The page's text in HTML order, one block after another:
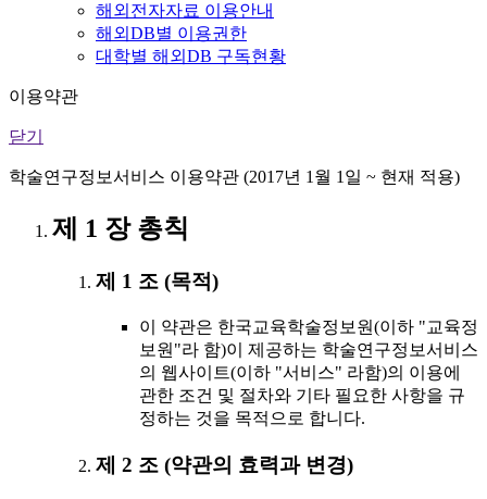
해외전자자료 이용안내
해외DB별 이용권한
대학별 해외DB 구독현황
이용약관
닫기
학술연구정보서비스 이용약관 (2017년 1월 1일 ~ 현재 적용)
제 1 장 총칙
제 1 조 (목적)
이 약관은 한국교육학술정보원(이하 "교육정
보원"라 함)이 제공하는 학술연구정보서비스
의 웹사이트(이하 "서비스" 라함)의 이용에
관한 조건 및 절차와 기타 필요한 사항을 규
정하는 것을 목적으로 합니다.
제 2 조 (약관의 효력과 변경)